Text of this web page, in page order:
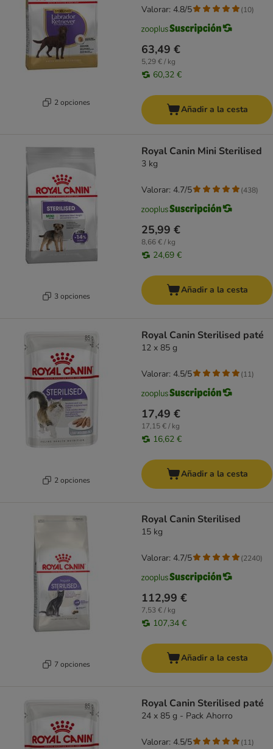
2 opciones
63,49 €
5,29 € / kg
60,32 €
Valorar: 4.8/5 (10)
Añadir a la cesta
3 opciones
Royal Canin Mini Sterilised
3 kg
25,99 €
8,66 € / kg
24,69 €
Valorar: 4.7/5 (438)
Añadir a la cesta
2 opciones
Royal Canin Sterilised paté
12 x 85 g
17,49 €
17,15 € / kg
16,62 €
Valorar: 4.5/5 (11)
Añadir a la cesta
7 opciones
Royal Canin Sterilised
15 kg
112,99 €
7,53 € / kg
107,34 €
Valorar: 4.7/5 (2240)
Añadir a la cesta
Royal Canin Sterilised paté
24 x 85 g - Pack Ahorro
Valorar: 4.5/5 (11)